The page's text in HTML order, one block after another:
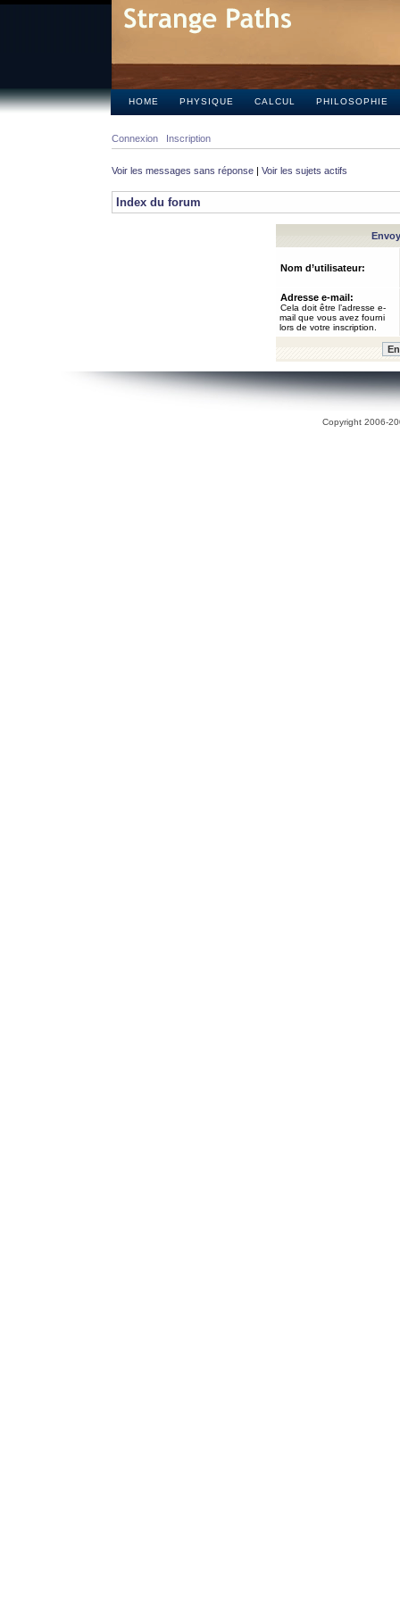
HOME PHYSIQUE CALCUL PHILOSOPHIE
Connexion Inscription
Voir les messages sans réponse | Voir les sujets actifs
Index du forum
Nom d’utilisateur:
Adresse e-mail:
Cela doit être l’adresse e-
mail que vous avez fourni
lors de votre inscription.
Copyright 2006-